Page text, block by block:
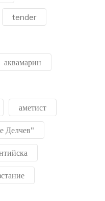
tender
аквамарин
аметист
Делчев"